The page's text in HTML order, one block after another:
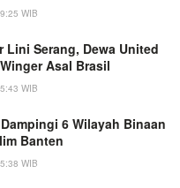
WIB
Lini Serang, Dewa United
Asal Brasil
WIB
6 Wilayah Binaan
Banten
WIB